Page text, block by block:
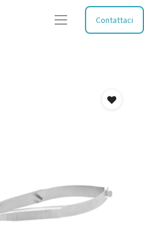
Contattaci